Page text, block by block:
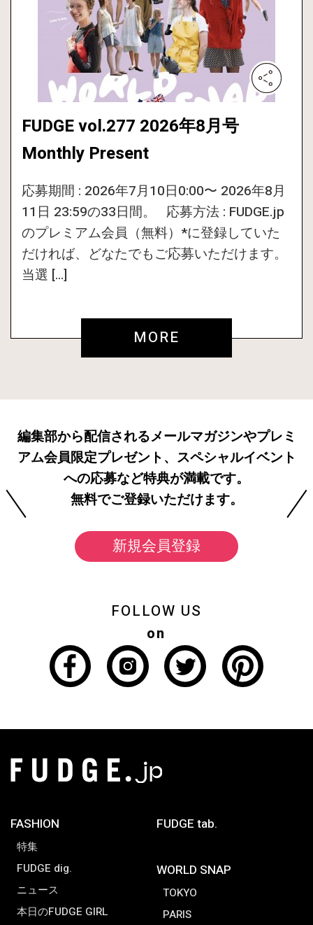
FUDGE vol.277 2026年8月号
Monthly Present
応募期間 : 2026年7月10日0:00〜 2026年8月
11日 23:59の33日間。 応募方法 : FUDGE.jp
のプレミアム会員（無料）*に登録していた
だければ、どなたでもご応募いただけます。
当選 […]
MORE
編集部から配信されるメールマガジンやプレミ
アム会員限定プレゼント、スペシャルイベント
への応募など特典が満載です。
無料でご登録いただけます。
新規会員登録
FOLLOW US
on
FASHION
特集
FUDGE dig.
ニュース
本日のFUDGE GIRL
FUDGE tab.
WORLD SNAP
TOKYO
PARIS